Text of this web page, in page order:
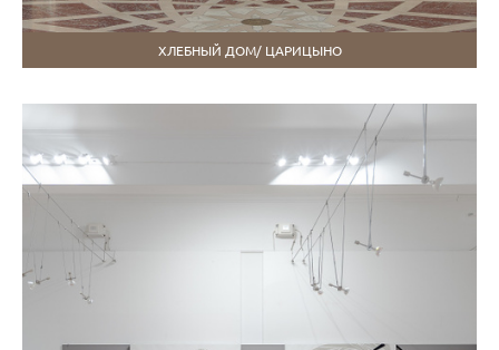
ХЛЕБНЫЙ ДОМ/ ЦАРИЦЫНО